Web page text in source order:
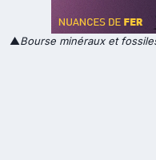
▲Bourse minéraux et